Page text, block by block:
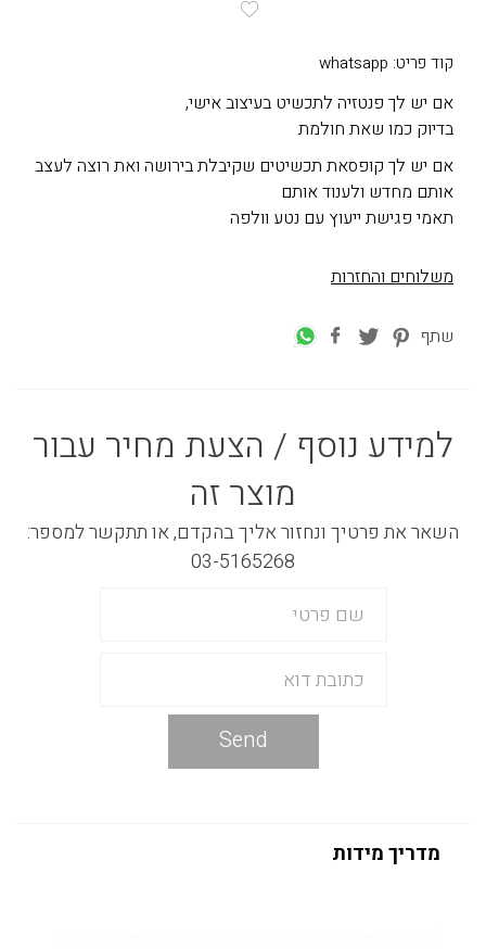
קוד פריט: whatsapp
אם יש לך פנטזיה לתכשיט בעיצוב אישי,
בדיוק כמו שאת חולמת
אם יש לך קופסאת תכשיטים שקיבלת בירושה ואת רוצה לעצב
אותם מחדש ולענוד אותם
תאמי פגישת ייעוץ עם נטע וולפה
משלוחים והחזרות
שתף
למידע נוסף / הצעת מחיר עבור
מוצר זה
השאר את פרטיך ונחזור אליך בהקדם, או תתקשר למספר:
03-5165268
Send
מדריך מידות